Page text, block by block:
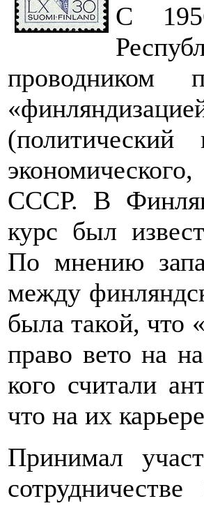
С
проводником
(политический
СССР. В
курс был
По мнению
между
была такой, что
право вето на
кого считали
что на их
Принимал